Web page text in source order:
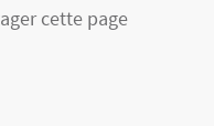
cette page